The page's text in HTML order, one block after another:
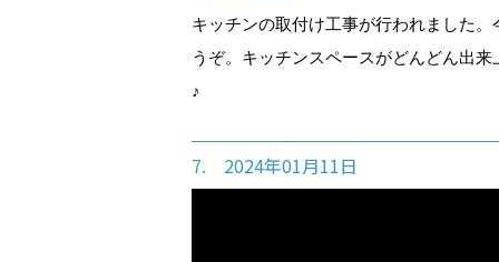
キッチンの取付け工事が行われました
うぞ。キッチンスペースがどんどん出
♪
7. 2024年01月11日